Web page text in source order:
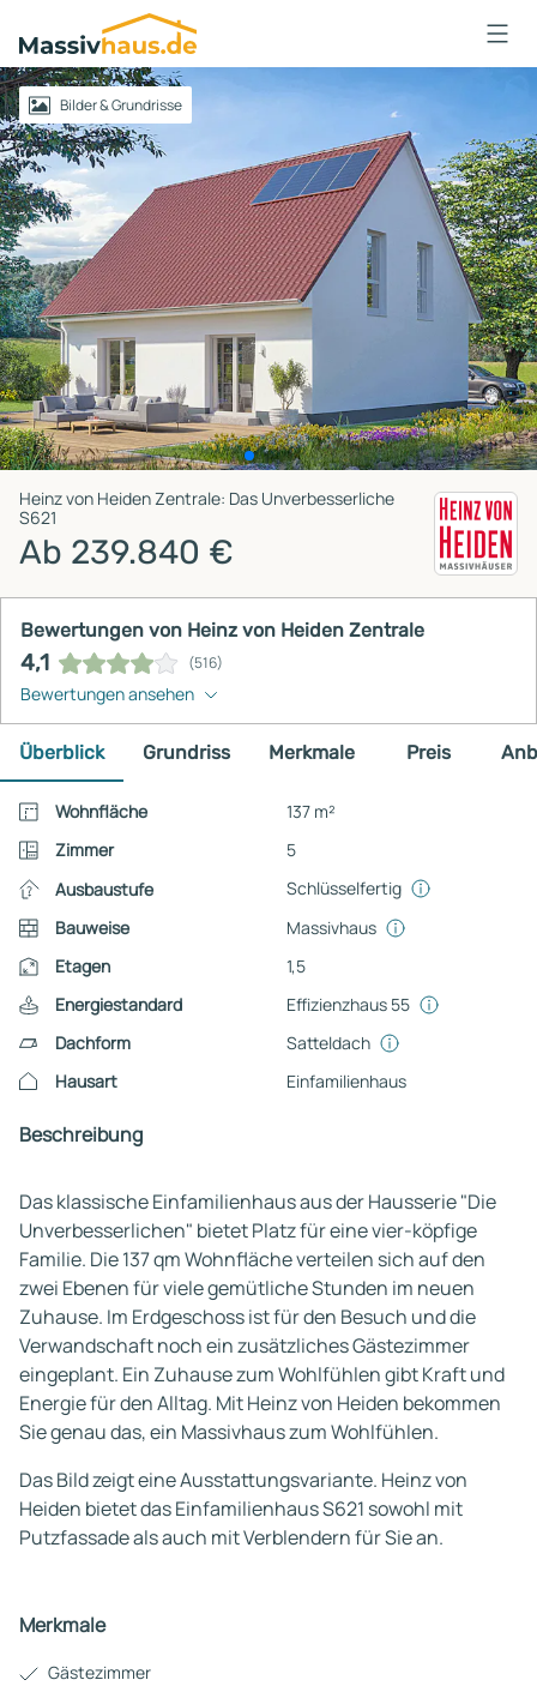
Massivhaus
Logo
AnmeldenBilder & Grundrisse
Heinz von Heiden Zentrale: Das Unverbesserliche
S621
Ab 239.840 €
Bewertungen von Heinz von Heiden Zentrale
4,1 (516)
Bewertungen ansehen
Überblick Grundriss Merkmale Preis
Wohnfläche
137 m²
Zimmer
5
Ausbaustufe
Schlüsselfertig
Bauweise
Massivhaus
Etagen
1,5
Energiestandard
Effizienzhaus 55
Dachform
Satteldach
Hausart
Einfamilienhaus
Beschreibung
Das klassische Einfamilienhaus aus der Hausserie "Die
Unverbesserlichen" bietet Platz für eine vier-köpfige
Familie. Die 137 qm Wohnfläche verteilen sich auf den
zwei Ebenen für viele gemütliche Stunden im neuen
Zuhause. Im Erdgeschoss ist für den Besuch und die
Verwandschaft noch ein zusätzliches Gästezimmer
eingeplant. Ein Zuhause zum Wohlfühlen gibt Kraft und
Energie für den Alltag. Mit Heinz von Heiden bekommen
Sie genau das, ein Massivhaus zum Wohlfühlen.
Das Bild zeigt eine Ausstattungsvariante. Heinz von
Heiden bietet das Einfamilienhaus S621 sowohl mit
Putzfassade als auch mit Verblendern für Sie an.
Merkmale
Gästezimmer